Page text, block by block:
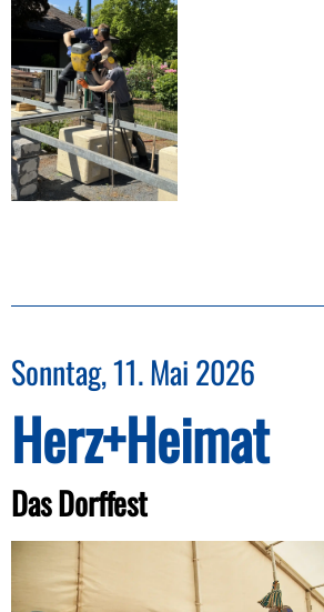
Sonntag, 11. Mai 2026
Herz+Heimat
Das Dorffest